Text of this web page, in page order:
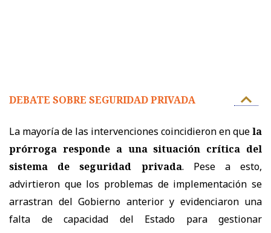
DEBATE SOBRE SEGURIDAD PRIVADA
La mayoría de las intervenciones coincidieron en quela
prórroga responde a una situación crítica del
sistema de seguridad privada. Pese a esto,
advirtieron que los problemas de implementación se
arrastran del Gobierno anterior y evidenciaron una
falta de capacidad del Estado para gestionar